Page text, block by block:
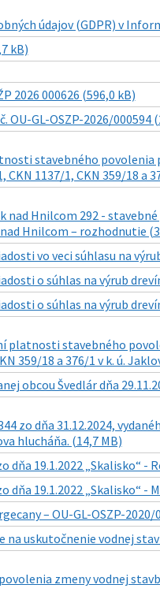
údajov (GDPR) v
kB)
2026 000626 (596,0 kB)
OU-GL-OSZP-2026/000594
stavebného povolenia
1137/1, CKN 359/18 a
nad Hnilcom 292 -
Hnilcom – rozhodnutie
vo veci súhlasu na
o súhlas na výrub
o súhlas na výrub
platnosti stavebného
359/18 a 376/1 v k. ú.
obcou Švedlár dňa
zo dňa 31.12.2024,
hlucháňa. (14,7 MB)
dňa 19.1.2022 „Skalisko“ -
dňa 19.1.2022 „Skalisko“ -
– OU-GL-OSZP-
na uskutočnenie vodnej
zmeny vodnej